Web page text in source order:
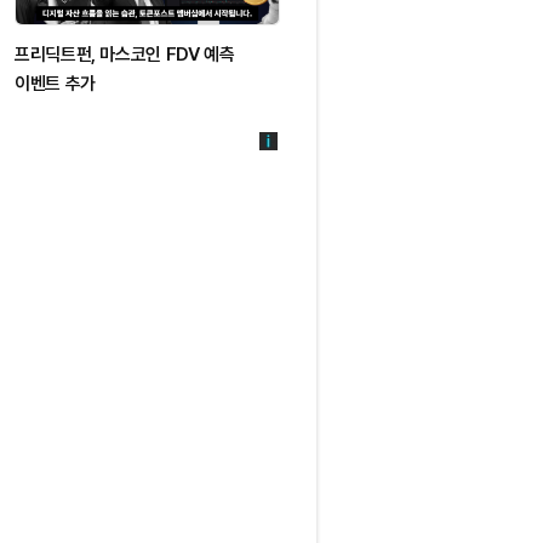
프리딕트펀, 마스코인 FDV 예측
이벤트 추가